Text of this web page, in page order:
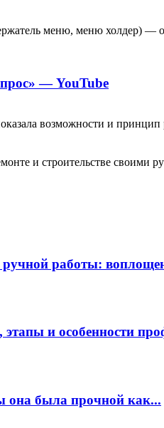
меню, меню холдер) —
— YouTube
возможности и
и строительстве своими
работы:
и особенности
она была прочной как...